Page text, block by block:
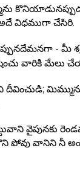
అదే విధముగా చేసిరి.
- మీ
వారికి మేలు
దీవించుడి;
వైపునకు
పోవు వానిని నీ